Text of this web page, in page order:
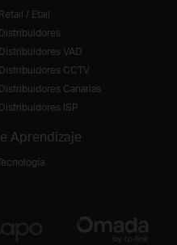
Retail / Etail
Distribuidores
Distribuidores VAD
Distribuidores CCTV
Distribuidores Canarias
Distribuidores ISP
Aprendizaje